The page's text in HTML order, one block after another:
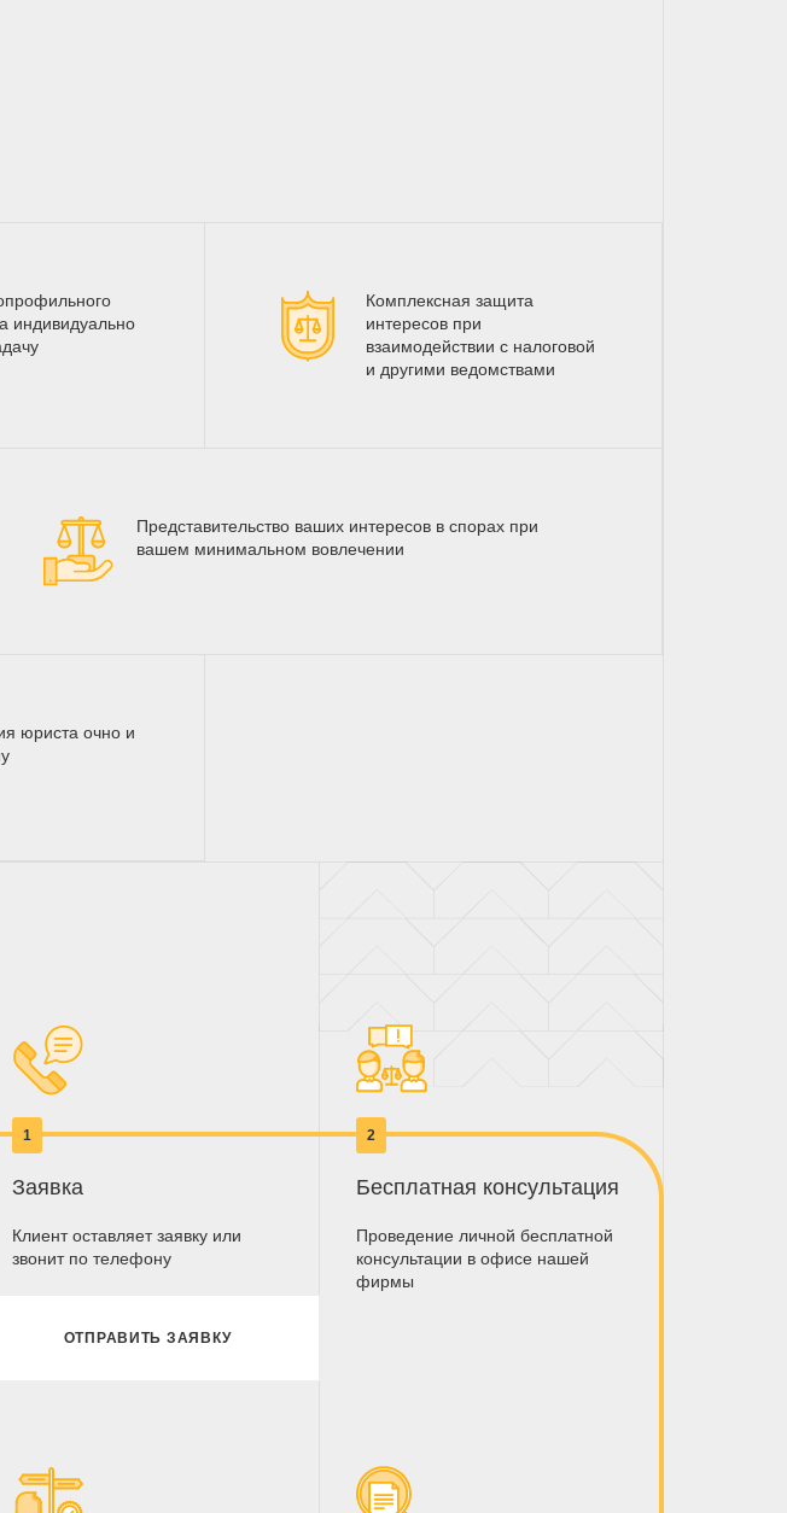
индивидуально
Комплексная защита
интересов при
взаимодействии с налоговой
и другими ведомствами
Представительство ваших интересов в спорах при
вашем минимальном вовлечении
юриста очно и
1
Заявка
Клиент оставляет заявку или
звонит по телефону
ОТПРАВИТЬ ЗАЯВКУ
2
Бесплатная консультация
Проведение личной бесплатной
консультации в офисе нашей
фирмы